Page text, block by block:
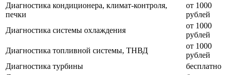
Диагностика кондиционера, климат-контроля,
печки
от 1000
рублей
Диагностика системы охлаждения
от 1000
рублей
Диагностика топливной системы, ТНВД
от 1000
рублей
Диагностика турбины
бесплатно